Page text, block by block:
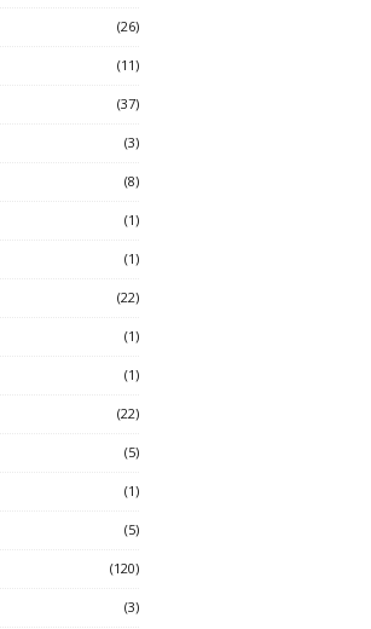
(26)
(11)
(37)
(3)
(8)
(1)
(1)
(22)
(1)
(1)
(22)
(5)
(1)
(5)
(120)
(3)